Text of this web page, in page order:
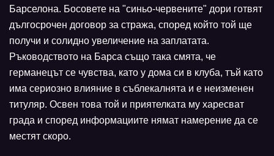
Барселона. Босовете на "синьо-червените" дори готвят
дългосрочен договор за стража, според който той ще
получи и солидно увеличение на заплатата.
Ръководството на Барса също така смята, че
германецът се чувства, като у дома си в клуба, тъй като
има сериозно влияние в съблекалнята и е неизменен
титуляр. Освен това той и приятелката му харесват
града и според информациите нямат намерение да се
местят скоро.